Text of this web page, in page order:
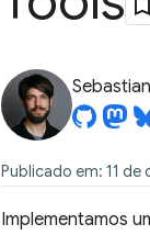
Publicado em: 11
Implementamos